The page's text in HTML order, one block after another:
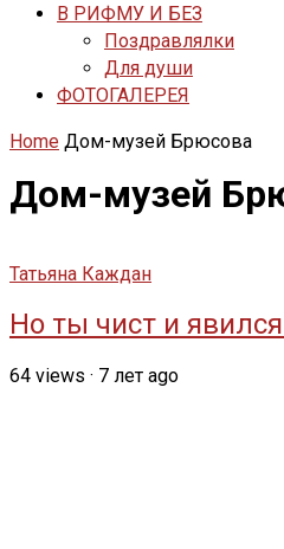
В РИФМУ И БЕЗ
Поздравлялки
Для души
ФОТОГАЛЕРЕЯ
Home Дом-музей Брюсова
Дом-музей
Татьяна Каждан
Но ты чист и
64 views · 7 лет ago